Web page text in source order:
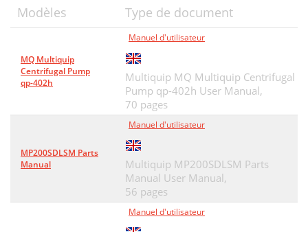
Modèles Type de document
MQ Multiquip
Centrifugal Pump
qp-402h
Manuel d'utilisateur
Multiquip MQ Multiquip Centrifugal
Pump qp-402h User Manual,
70 pages
MP200SDLSM Parts
Manual
Manuel d'utilisateur
Multiquip MP200SDLSM Parts
Manual User Manual,
56 pages
Manuel d'utilisateur